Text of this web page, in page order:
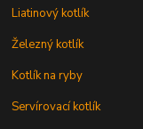
Liatinový kotlík
Železný kotlík
Kotlík na ryby
Servírovací kotlík